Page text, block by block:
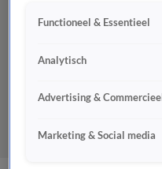
Functioneel & Essentieel
Analytisch
Advertising & Commercieel
Marketing & Social media